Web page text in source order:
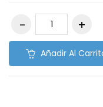
Añadir Al